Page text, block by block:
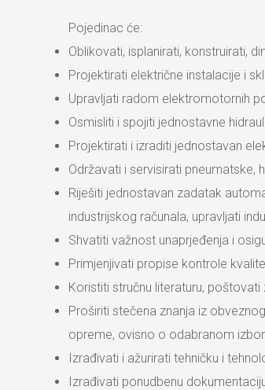
Pojedinac će:
Oblikovati, isplanirati, konstruirati,
Projektirati električne instalacije i
Upravljati radom elektromotornih
Osmisliti i spojiti jednostavne
Projektirati i izraditi jednostavan
Održavati i servisirati pneumatske,
Riješiti jednostavan zadatak
industrijskog računala, upravljati
Shvatiti važnost unaprjeđenja i
Primjenjivati propise kontrole
Koristiti stručnu literaturu, poštovati
Proširiti stečena znanja iz
opreme, ovisno o odabranom
Izrađivati i ažurirati tehničku i
Izrađivati ponudbenu